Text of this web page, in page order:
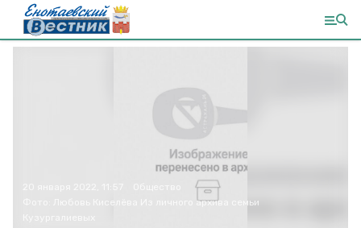
Любовь Киселёва
Из личного архива семьи